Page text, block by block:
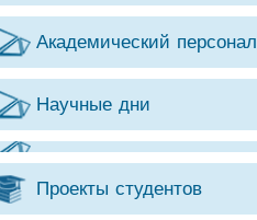
Академический персонал
Научные дни
Проекты студентов